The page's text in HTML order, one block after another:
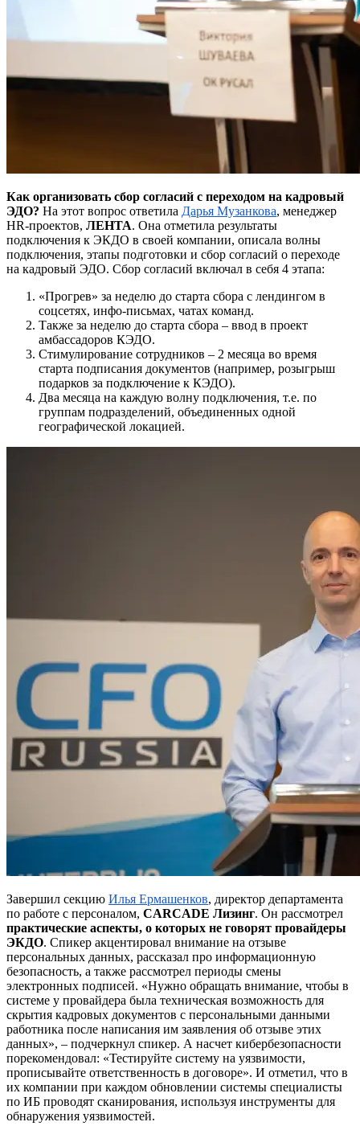
Как организовать сбор согласий с переходом на кадровый
ЭДО? На этот вопрос ответила Дарья Музанкова, менеджер
HR-проектов, ЛЕНТА. Она отметила результаты
подключения к ЭКДО в своей компании, описала волны
подключения, этапы подготовки и сбор согласий о переходе
на кадровый ЭДО. Сбор согласий включал в себя 4 этапа:
«Прогрев» за неделю до старта сбора с лендингом в
соцсетях, инфо-письмах, чатах команд.
Также за неделю до старта сбора – ввод в проект
амбассадоров КЭДО.
Стимулирование сотрудников – 2 месяца во время
старта подписания документов (например, розыгрыш
подарков за подключение к КЭДО).
Два месяца на каждую волну подключения, т.е. по
группам подразделений, объединенных одной
географической локацией.
Завершил секцию Илья Ермашенков, директор департамента
по работе с персоналом, CARCADE Лизинг. Он рассмотрел
практические аспекты, о которых не говорят провайдеры
ЭКДО. Спикер акцентировал внимание на отзыве
персональных данных, рассказал про информационную
безопасность, а также рассмотрел периоды смены
электронных подписей. «Нужно обращать внимание, чтобы в
системе у провайдера была техническая возможность для
скрытия кадровых документов с персональными данными
работника после написания им заявления об отзыве этих
данных», – подчеркнул спикер. А насчет кибербезопасности
порекомендовал: «Тестируйте систему на уязвимости,
прописывайте ответственность в договоре». И отметил, что в
их компании при каждом обновлении системы специалисты
по ИБ проводят сканирования, используя инструменты для
обнаружения уязвимостей.